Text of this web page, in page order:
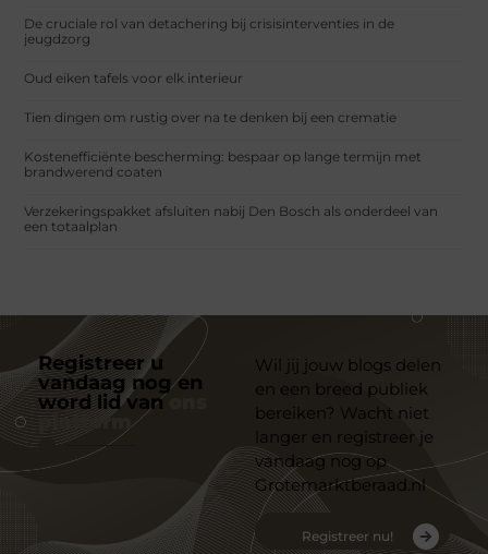
De cruciale rol van detachering bij crisisinterventies in de
jeugdzorg
Oud eiken tafels voor elk interieur
Tien dingen om rustig over na te denken bij een crematie
Kostenefficiënte bescherming: bespaar op lange termijn met
brandwerend coaten
Verzekeringspakket afsluiten nabij Den Bosch als onderdeel van
een totaalplan
Registreer u
vandaag nog en
word lid van
platform
Wil jij jouw blogs delen
en een breed publiek
bereiken? Wacht niet
langer en registreer je
vandaag nog op
Grotemarktberaad.nl
Registreer nu!